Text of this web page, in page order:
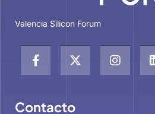
Valencia Silicon Forum
Contacto